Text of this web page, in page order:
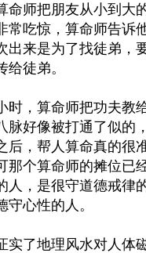
命师把朋友从小到大
常吃惊，算命师告诉
出来是为了找徒弟，
给徒弟。
时，算命师把功夫教
脉好像被打通了似的
后，帮人算命真的很
那个算命师的摊位已
人，是很守道德戒律
守心性的人。
实了地理风水对人体